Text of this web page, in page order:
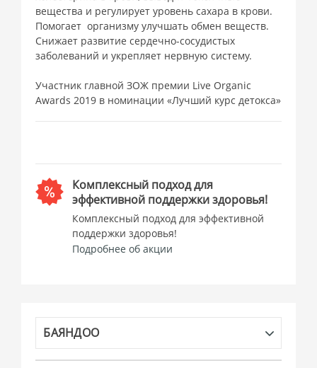
вещества и регулирует уровень сахара в крови.
Помогает организму улучшать обмен веществ.
Снижает развитие сердечно-сосудистых
заболеваний и укрепляет нервную систему.
Участник главной ЗОЖ премии Live Organic
Awards 2019 в номинации «Лучший курс детокса»
Комплексный подход для
эффективной поддержки здоровья!
Комплексный подход для эффективной
поддержки здоровья!
Подробнее об акции
БАЯНДОО